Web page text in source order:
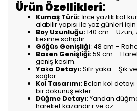
Ürün Özellikleri:
Kumaş Türü: İnce yazlık kot
alabilir yapısı ile yaz günleri
Boy Uzunluğu:140 cm –
kesime sahiptir.
Göğüs Genişliği: 48 cm –
Basen Genişliği:59 cm –
geniş kesim.
Yaka Detayı:Sıfır yaka – Şık
sağlar.
Kol Tasarımı:Balon kol
bir dokunuş ekler.
Düğme Detayı:Yandan
hareket kazandırır ve öz